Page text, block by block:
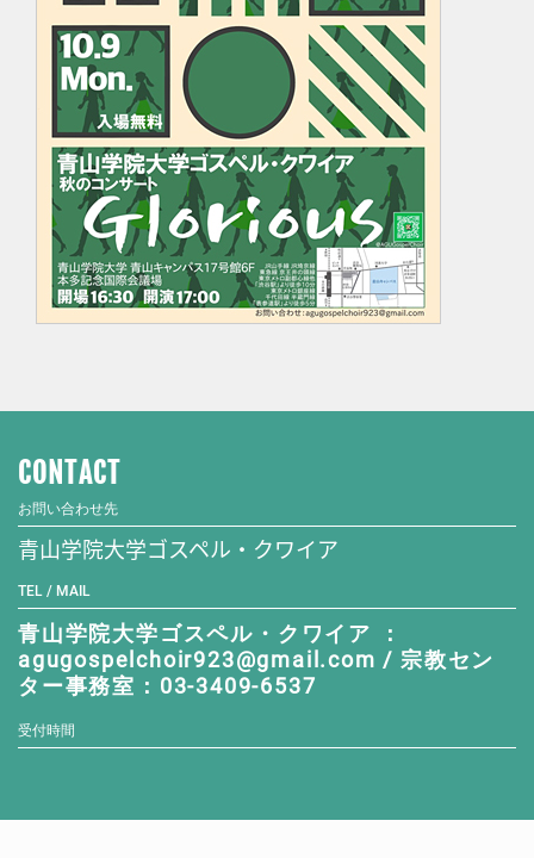
CONTACT
お問い合わせ先
青山学院大学ゴスペル・クワイア
TEL / MAIL
青山学院大学ゴスペル・クワイア ：
agugospelchoir923@gmail.com / 宗教セン
ター事務室：03-3409-6537
受付時間